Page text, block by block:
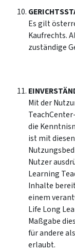
Es gilt
Kaufrechts.
zuständige
Mit der
die
ist mit
Nutzer
Learning
Inhalte
einem
Life Long
Maßgabe
für andere
erlaubt.